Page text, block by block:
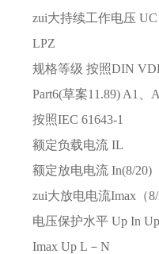
zui大持续工作电压 UC
LPZ
规格等级 按照DIN
Part6(草案11.89) A1、
按照IEC 61643-1
额定负载电流 IL
额定放电电流 In(8/20)
zui大放电电流Imax（
电压保护水平 Up In
Imax Up L－N